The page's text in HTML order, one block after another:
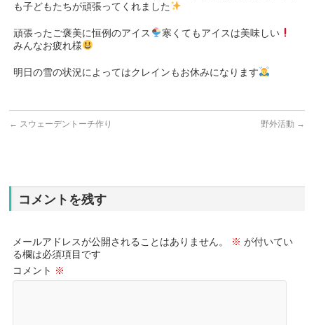
も子どもたちが頑張ってくれました
頑張ったご褒美に恒例のアイス
寒くてもアイスは美味しい
みんなお疲れ様
明日の雪の状況によってはクレインもお休みになります
← スウェーデントーチ作り 野外活動 →
コメントを残す
メールアドレスが公開されることはありません。 ※ が付いてい
る欄は必須項目です
コメント ※